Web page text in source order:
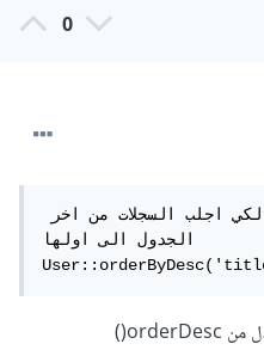
0
الجدول الى اولها